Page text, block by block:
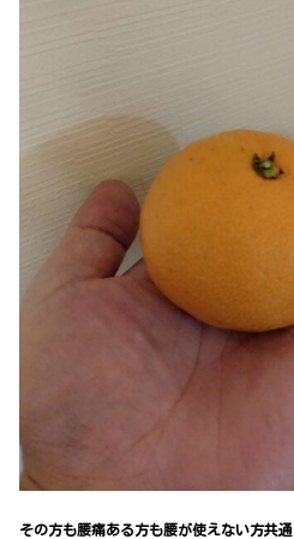
その方も腰痛ある方も腰が使えない方共